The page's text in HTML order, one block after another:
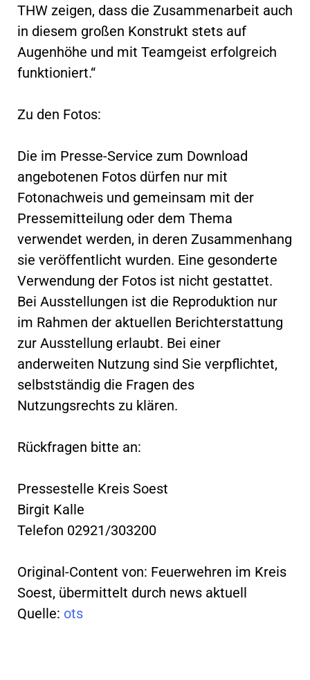
THW zeigen, dass die Zusammenarbeit auch
in diesem großen Konstrukt stets auf
Augenhöhe und mit Teamgeist erfolgreich
funktioniert.“
Zu den Fotos:
Die im Presse-Service zum Download
angebotenen Fotos dürfen nur mit
Fotonachweis und gemeinsam mit der
Pressemitteilung oder dem Thema
verwendet werden, in deren Zusammenhang
sie veröffentlicht wurden. Eine gesonderte
Verwendung der Fotos ist nicht gestattet.
Bei Ausstellungen ist die Reproduktion nur
im Rahmen der aktuellen Berichterstattung
zur Ausstellung erlaubt. Bei einer
anderweiten Nutzung sind Sie verpflichtet,
selbstständig die Fragen des
Nutzungsrechts zu klären.
Rückfragen bitte an:
Pressestelle Kreis Soest
Birgit Kalle
Telefon 02921/303200
Original-Content von: Feuerwehren im Kreis
Soest, übermittelt durch news aktuell
Quelle: ots